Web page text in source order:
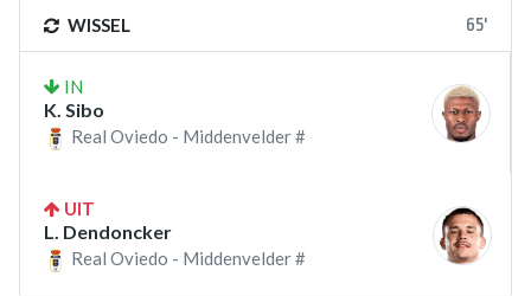
WISSEL 65'
IN
K. Sibo
Real Oviedo - Middenvelder #
UIT
L. Dendoncker
Real Oviedo - Middenvelder #